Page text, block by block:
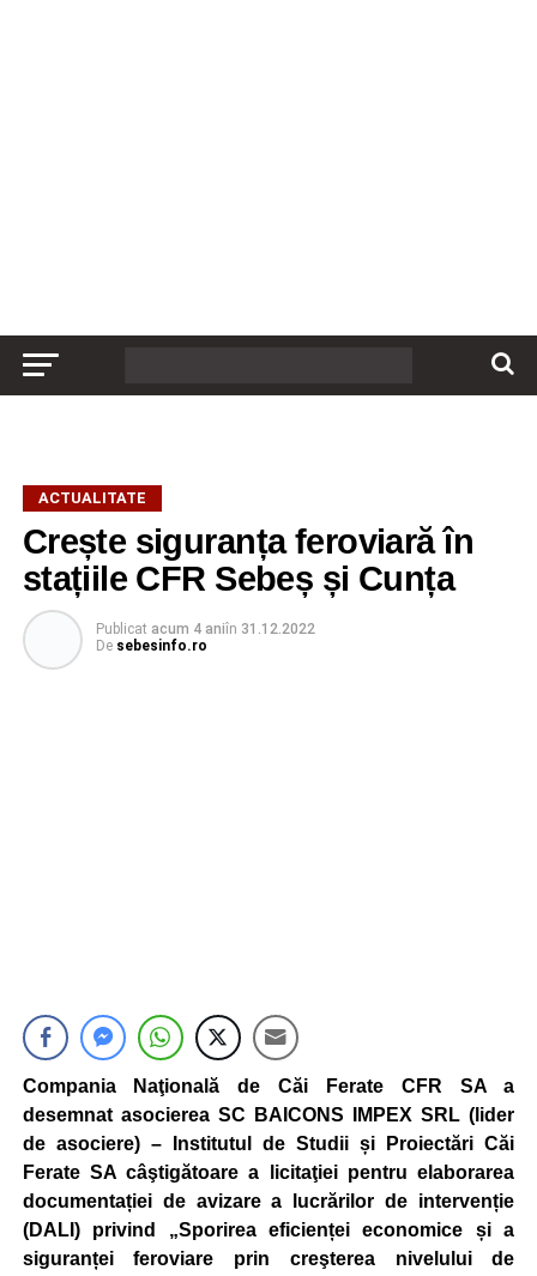
ACTUALITATE
Crește siguranța feroviară în
stațiile CFR Sebeș și Cunța
Publicat acum 4 aniîn 31.12.2022
De sebesinfo.ro
Compania Naţională de Căi Ferate CFR SA a
desemnat asocierea SC BAICONS IMPEX SRL (lider
de asociere) – Institutul de Studii și Proiectări Căi
Ferate SA câştigătoare a licitaţiei pentru elaborarea
documentației de avizare a lucrărilor de intervenție
(DALI) privind „Sporirea eficienței economice și a
siguranței feroviare prin creşterea nivelului de